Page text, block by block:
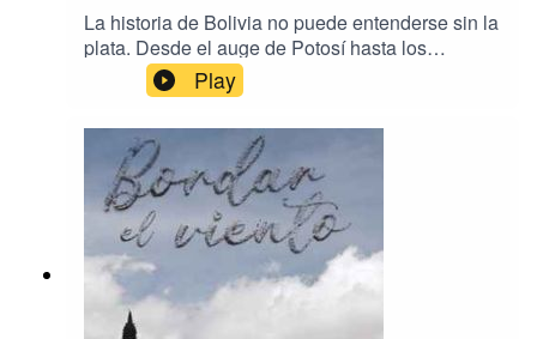
La historia de Bolivia no puede entenderse sin la
plata. Desde el auge de Potosí hasta los
desafíos actuales de conservación del
patrimonio, este metal ha moldeado la economía,
la política y la identidad del país. Conversamos
con Daniel Oropeza Alba, director de la Casa
Nacional de Moneda, sobre la riqueza de la
numismática boliviana, las investigaciones que
se desarrollan en la institución, los retos que
enfrenta uno de los museos históricos más
importantes de América y los proyectos que
buscan acercar este patrimonio a nuevas
generaciones.
Play